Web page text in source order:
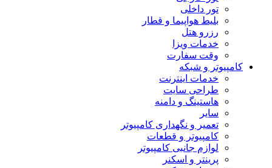
تور داخلی
بلیط هواپیما و قطار
رزرو هتل
خدمات ویزا
وقت سفارت
کامپیوتر و شبکه
خدمات اینترنت
طراحی سایت
هاستینگ و دامنه
سایر
تعمیر و نگهداری کامپیوتر
کامپیوتر و قطعات
لوازم جانبی کامپیوتر
پرینتر و اسکنر